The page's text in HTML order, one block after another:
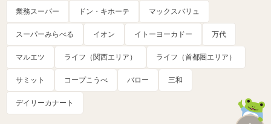
業務スーパー ドン・キホーテ マックスバリュ
スーパーみらべる イオン イトーヨーカドー 万代
マルエツ ライフ（関西エリア） ライフ（首都圏エリア）
サミット コープこうべ バロー 三和
デイリーカナート